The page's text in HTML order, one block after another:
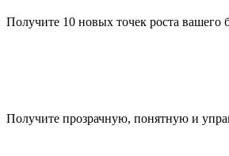
Получите 10 новых точек роста вашего
Получите прозрачную, понятную и